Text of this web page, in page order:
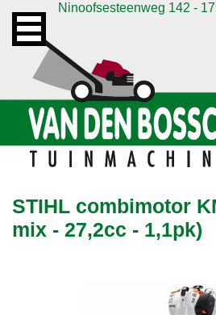
Ninoofsesteenweg 142 -
STIHL combimotor
mix - 27,2cc - 1,1pk)